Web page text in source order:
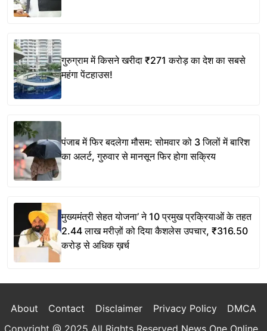
गुरुग्राम में किसने खरीदा ₹271 करोड़ का देश का सबसे
महंगा पेंटहाउस!
पंजाब में फिर बदलेगा मौसम: सोमवार को 3 जिलों में बारिश
का अलर्ट, गुरुवार से मानसून फिर होगा सक्रिय
मुख्यमंत्री सेहत योजना’ ने 10 प्रमुख प्रक्रियाओं के तहत
2.44 लाख मरीज़ों को दिया कैशलेस उपचार, ₹316.50
करोड़ से अधिक ख़र्च
About Contact Disclaimer Privacy Policy
DMCA
Copyright @ 2025 All Rights Reserved News One Online